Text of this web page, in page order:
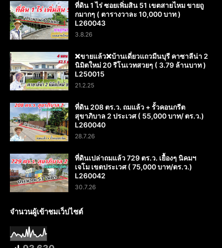
ที่ดิน 1 ไร่ ซอยเพิ่มสิน 51 เขตสายไหม ขายถู
กมากๆ ( ตารางวาละ 10,000 บาท )
L260043
3.8.26
❌️ขายแล้ว❌️บ้านเดี่ยวแถวมีนบุรี คาซาลีน่า 2
นิมิตใหม่ 20 รีโนเวทสวยๆ ( 3.79 ล้านบาท )
L250015
21.2.25
ที่ดิน 208 ตร.ว. ถมแล้ว + รั้วคอนกรีต
สุขาภิบาล 2 ประเวศ ( 55,000 บาท/ ตร.ว.)
L260040
28.7.26
ที่ดินเปล่าถมแล้ว 729 ตร.ว. เยื้องๆ นิคมฯ
เจโม เขตประเวศ ( 75,000 บาท/ตร.ว.)
L260042
30.7.26
จำนวนผู้เข้าชมเว็ปไซต์